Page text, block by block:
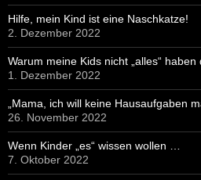
Hilfe, mein Kind ist eine Naschkatze!
2. Dezember 2022
Warum meine Kids nicht „alles“ haben
1. Dezember 2022
„Mama, ich will keine Hausaufgaben
26. November 2022
Wenn Kinder „es“ wissen wollen …
7. Oktober 2022